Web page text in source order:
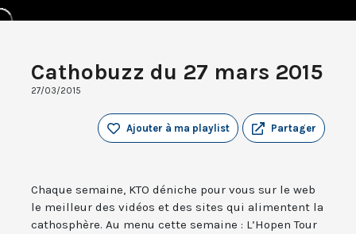
Cathobuzz du 27 mars 2015
27/03/2015
Partager
Ajouter à ma playlist
Chaque semaine, KTO déniche pour vous sur le web
le meilleur des vidéos et des sites qui alimentent la
cathosphère. Au menu cette semaine : L’Hopen Tour